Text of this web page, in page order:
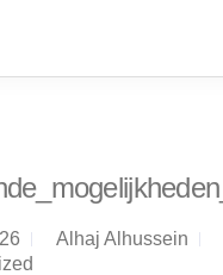
Alhaj Alhussein